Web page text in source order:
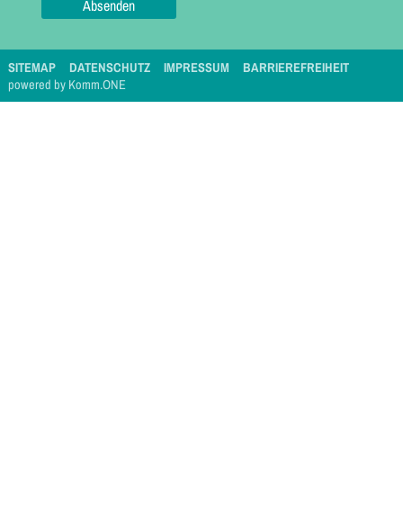
SITEMAP DATENSCHUTZ IMPRESSUM
BARRIEREFREIHEIT
powered by Komm.ONE